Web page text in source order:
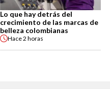
Lo que hay detrás del
crecimiento de las marcas de
belleza colombianas
Hace2 horas